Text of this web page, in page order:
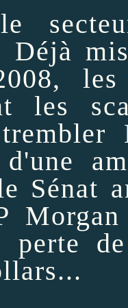
le
Déjà
les
les
trembler
Sénat
Morgan
perte